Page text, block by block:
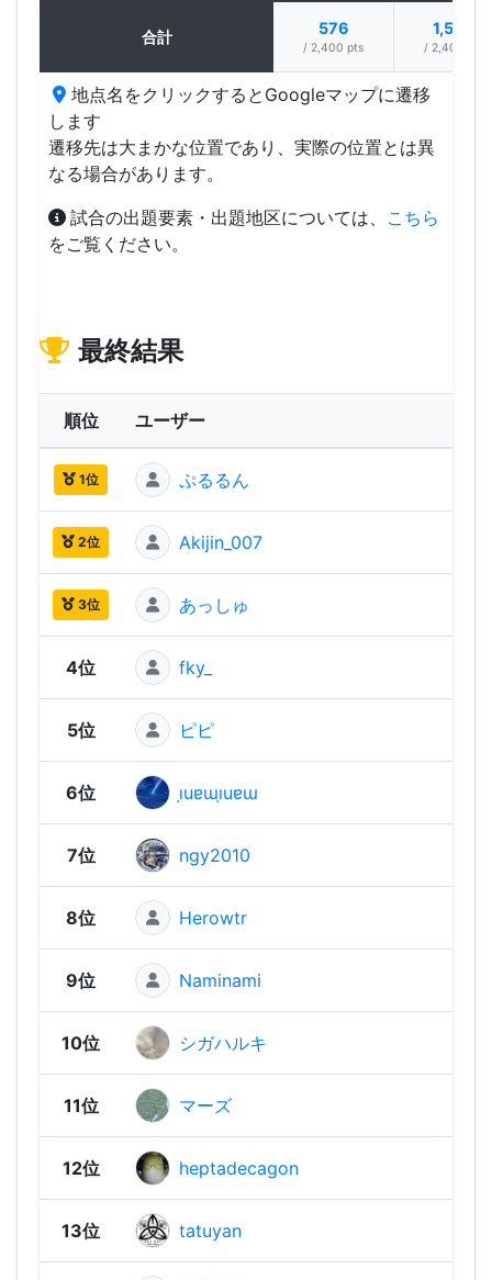
合計 576
/ 2,400 pts
1,596
/ 2,400 pts
地点名をクリックするとGoogleマップに遷移
します
遷移先は大まかな位置であり、実際の位置とは異
なる場合があります。
試合の出題要素・出題地区については、 こちら
をご覧ください。
最終結果
順位 ユーザー
1位 ぷるるん
2位 Akijin_007
3位 あっしゅ
4位 fky_
5位 ピピ
6位 ı̣uɐɯı̣uɐɯ
7位 ngy2010
8位 Herowtr
9位 Naminami
10位 シガハルキ
11位 マーズ
12位 heptadecagon
13位 tatuyan